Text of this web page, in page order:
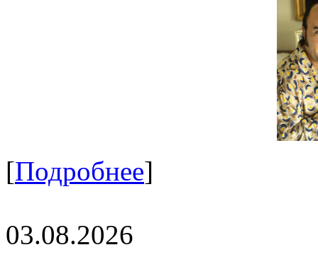
[Подробнее]
03.08.2026